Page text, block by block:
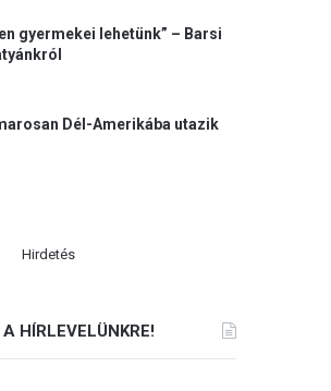
gyermekei lehetünk” – Barsi
Dél-Amerikába utazik
Hirdetés
HÍRLEVELÜNKRE!